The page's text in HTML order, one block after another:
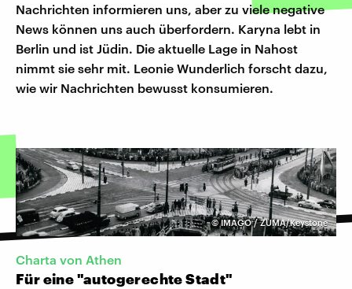
Nachrichten informieren uns, aber zu viele negative
News können uns auch überfordern. Karyna lebt in
Berlin und ist Jüdin. Die aktuelle Lage in Nahost
nimmt sie sehr mit. Leonie Wunderlich forscht dazu,
wie wir Nachrichten bewusst konsumieren.
©IMAGO / ZUMA/Keystone
Charta von Athen
Für eine "autogerechte Stadt"